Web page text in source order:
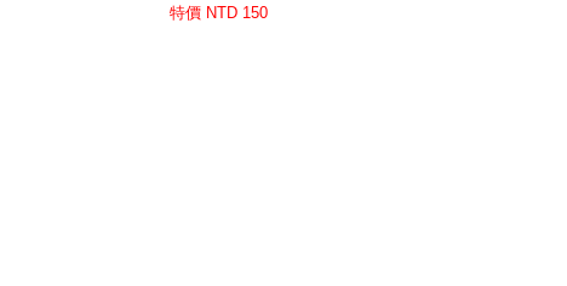
特價 NTD 150